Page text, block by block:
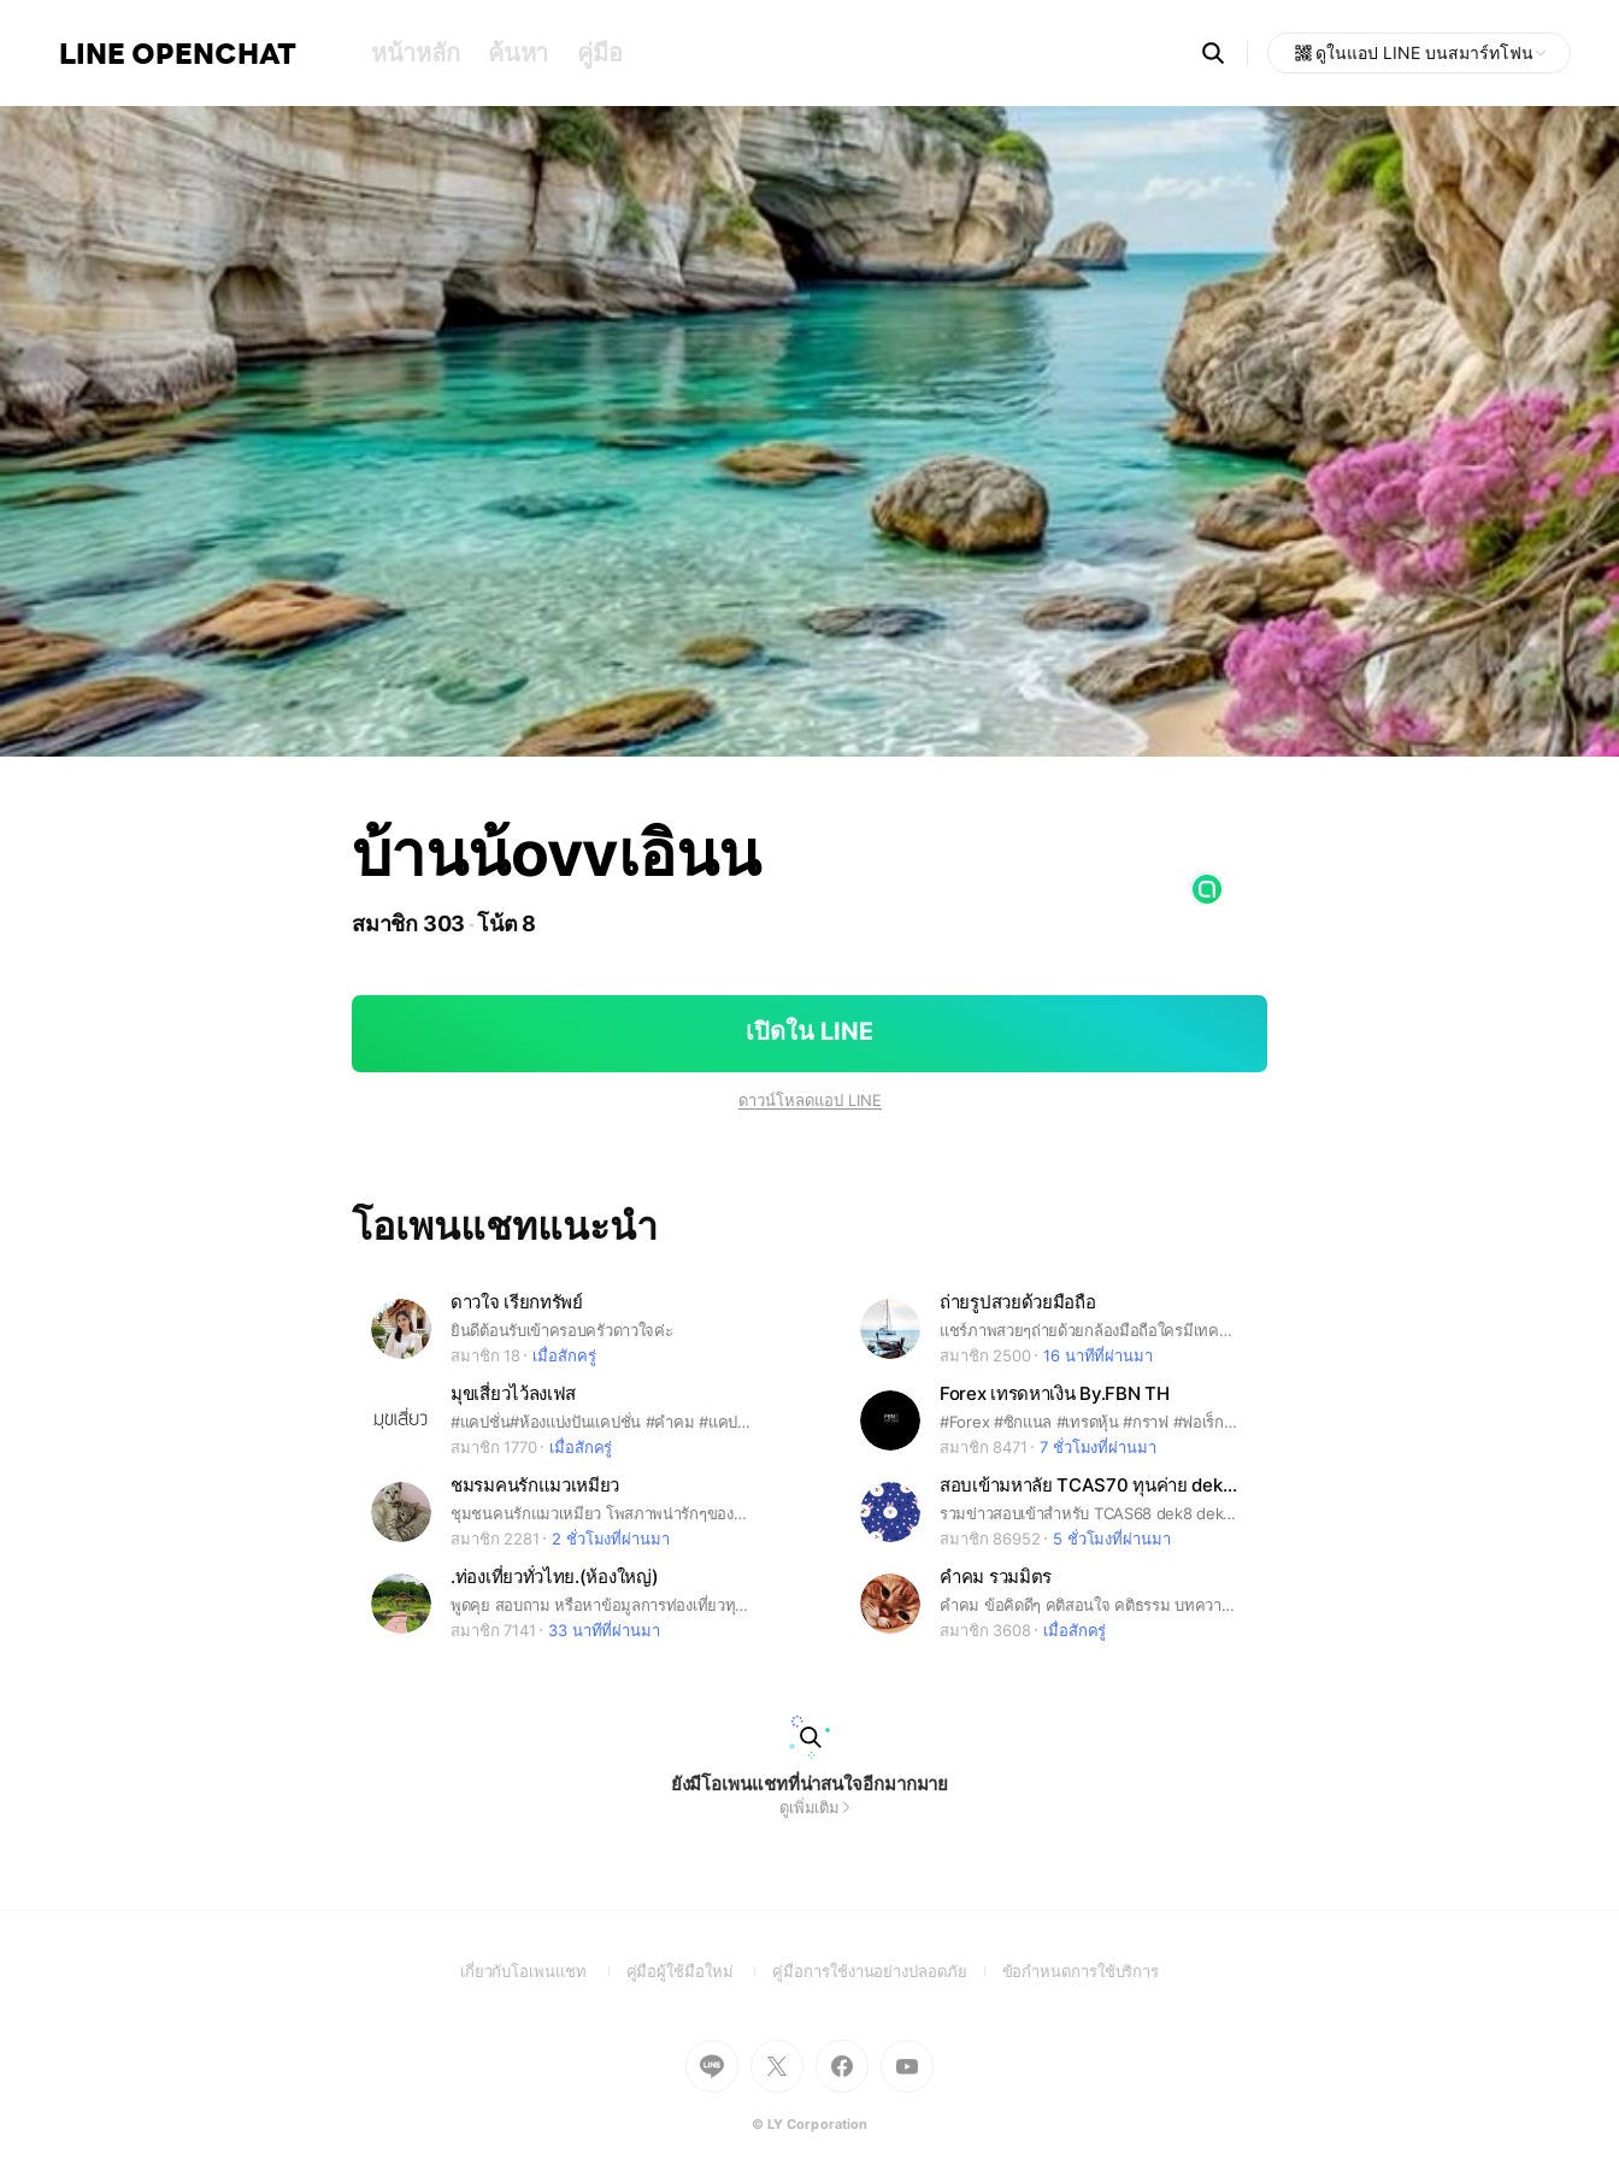
LINE OPENCHAT หน้าหลัก ค้นหา คู่มือ Search
OpenChats
messages
search
area
ดูในแอป LINE บนสมาร์ทโฟน
บ้านน้ovvเอินน
สมาชิก 303 โน้ต 8
เปิดใน LINE
ดาวน์โหลดแอป LINE
โอเพนแชทแนะนำ
ดาวใจ เรียกทรัพย์
ยินดีต้อนรับเข้าครอบครัวดาวใจค่ะ
สมาชิก 18
เมื่อสักครู่
ถ่ายรูปสวยด้วยมือถือ
แชร์ภาพสวยๆถ่ายด้วยกล้องมือถือใครมีเทคนิกดีๆมาแบ่งปันกัน​ มีดีอย่าเก็บไว้คนเดียว😍 #แบ่งปันรูปสวยๆ​ #เทคนิค​ถ่ายรูปด้วยมือถือ​ #แนะนำอุปกรณ์ในการถ่ายรูปด้วยมือถือ #ถ่ายรูป #ธรรมชาติ​ #วิวสวย #คาเฟ่#ถ่ายรูป​
สมาชิก 2500
16 นาทีที่ผ่านมา
มุขเสี่ยวไว้ลงเฟส
#แคปชั่น#ห้องแบ่งปันแคปชั่น #คำคม #แคปชั่น #เรื่องขำขัน #เรื่องตลก #คลิปตลก #ภาพตลก #ตลกขำขัน #เรื่องทะเล้น #คนเหงา #คนแซ่บ #คนโสด #คนมีคู่ #คนนอนดึก #ท่องเที่ยว #ปาร์ตี้ #แซ่บ #ขำขัน #เฮฮาไร้สาระ #ขำขันสนุก #พูดคุยทั่วไป #คุยเล่น #เพื่อน #เล่นมุข #นัดดื่มนัดเมา #ฟังเพลง #มิวสิค #ทะลึ่ง #คลายเครียด #คนแซ่บ #วัยทำงาน #มีม #ส่งมีม #ภาพมีม
สมาชิก 1770
เมื่อสักครู่
Forex เทรดหาเงิน By.FBN TH
#Forex #ซิกแนล #เทรดหุ้น #กราฟ #ฟอเร็ก #หาเงินจากการเทรด #ลงทุน
สมาชิก 8471
7 ชั่วโมงที่ผ่านมา
ชมรมคนรักแมวเหมียว
ชุมชนคนรักแมวเหมียว โพสภาพน่ารักๆของน้องแมว พูดคุยปรึกษากันในกลุ่มแลกเปลี่ยนประสบการณ์การเลี้ยงแมวกันได้เต็มที่ค่ะ
สมาชิก 2281
2 ชั่วโมงที่ผ่านมา
สอบเข้ามหาลัย TCAS70 ทุนค่าย dek70
รวมข่าวสอบเข้าสำหรับ TCAS68 dek8 dek69 รับตรง ทุน ค่าย
สมาชิก 86952
5 ชั่วโมงที่ผ่านมา
.ท่องเที่ยวทั่วไทย.(ห้องใหญ่)
พูดคุย สอบถาม หรือหาข้อมูลการท่องเที่ยวทุกภาคทั่วไทย แนะนำเป็นรายภาค ถามตอบ รีวิว ที่พัก ที่กิน ร้านกาแฟ การเดินทางท่องเที่ยว เพื่อสุขภาพ ปั่นจักรยาน 2 3 ล้อ พายเรือ ถ่ายภาพ กางเต็นท์ เยี่ยมชมฟาร์มเกษตร ทุกภาคทั่วไทย หรือจะเที่ยวคนเดียวก็มีนะ
สมาชิก 7141
33 นาทีที่ผ่านมา
คำคม รวมมิตร
คำคม ข้อคิดดีๆ คติสอนใจ คติธรรม บทความ มีให้ทุกวัน คำคมโดนๆ คำคมกวนๆ คำคมความรัก
สมาชิก 3608
เมื่อสักครู่
ยังมีโอเพนแชทที่น่าสนใจอีกมากมาย
ดูเพิ่มเติม
เกี่ยวกับโอเพนแชท
(Openคู่มือผู้ใช้มือใหม่
(Open
window)
คู่มือการใช้งานอย่างปลอดภัย(Openข้อกำหนดการใช้บริการ(Open
Go
to
(Open
Go
to
(Open
Go
to
(Open
to
© LY Corporation